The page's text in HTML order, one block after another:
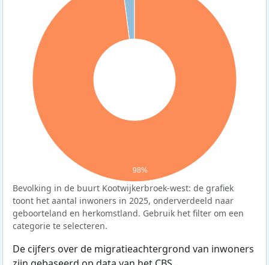
98%
Bevolking in de buurt Kootwijkerbroek-west: de grafiek
toont het aantal inwoners in 2025, onderverdeeld naar
geboorteland en herkomstland. Gebruik het filter om een
categorie te selecteren.
De cijfers over de migratieachtergrond van inwoners